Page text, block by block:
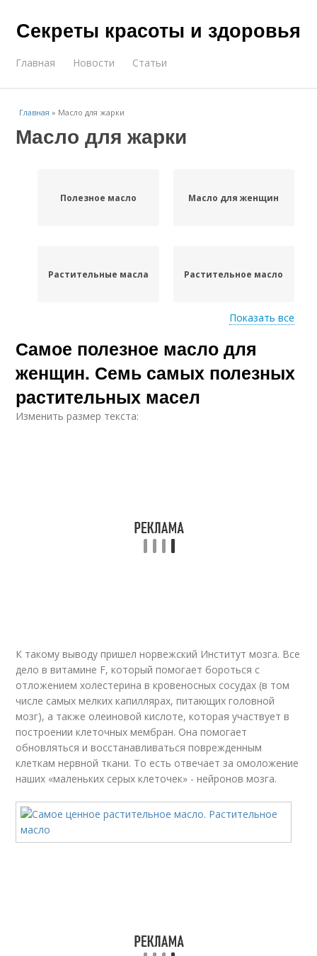
Секреты красоты и здоровья
Главная Новости Статьи
Главная » Масло для жарки
Масло для жарки
Полезное масло Масло для женщин
Растительные масла Растительное масло
Полезные масла Масла для жарки
Показать все
Самое полезное масло для
женщин. Семь самых полезных
растительных масел
Изменить размер текста:
К такому выводу пришел норвежский Институт мозга. Все
дело в витамине F, который помогает бороться с
отложением холестерина в кровеносных сосудах (в том
числе самых мелких капиллярах, питающих головной
мозг), а также олеиновой кислоте, которая участвует в
построении клеточных мембран. Она помогает
обновляться и восстанавливаться поврежденным
клеткам нервной ткани. То есть отвечает за омоложение
наших «маленьких серых клеточек» - нейронов мозга.